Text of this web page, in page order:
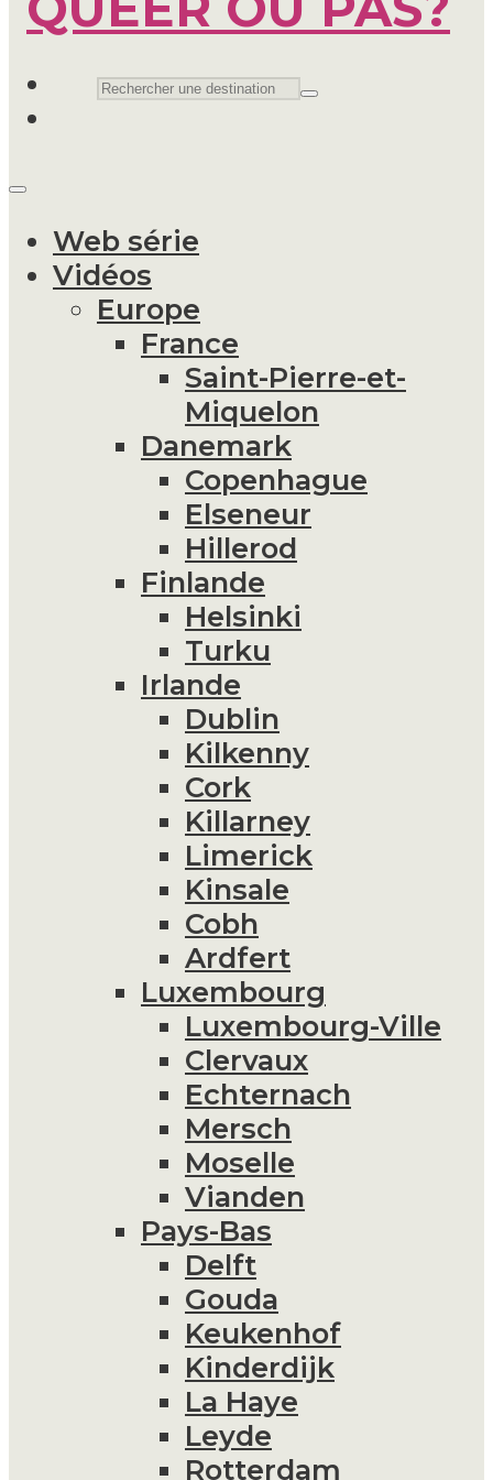
Web série
Vidéos
Europe
France
Saint-Pierre-et-
Miquelon
Danemark
Copenhague
Elseneur
Hillerod
Finlande
Helsinki
Turku
Irlande
Dublin
Kilkenny
Cork
Killarney
Limerick
Kinsale
Cobh
Ardfert
Luxembourg
Luxembourg-Ville
Clervaux
Echternach
Mersch
Moselle
Vianden
Pays-Bas
Delft
Gouda
Keukenhof
Kinderdijk
La Haye
Leyde
Rotterdam